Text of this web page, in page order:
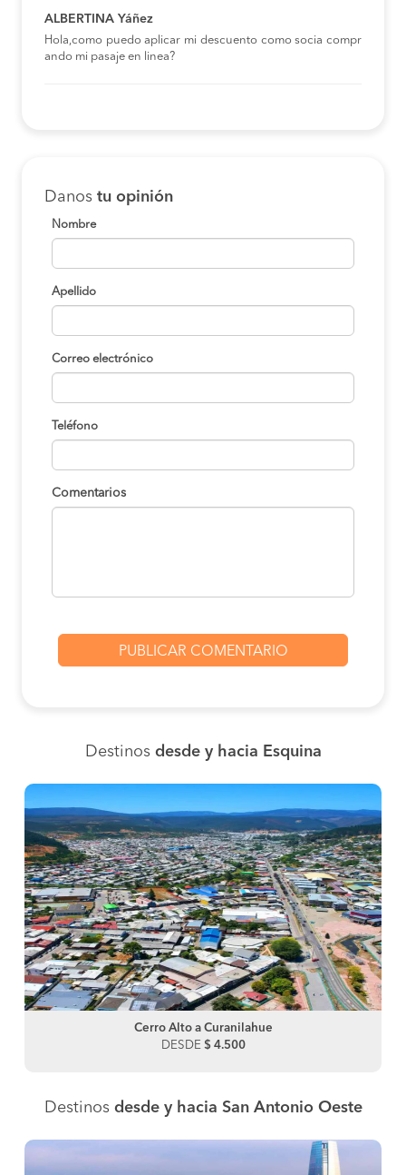
ALBERTINA Yáñez
Hola,como puedo aplicar mi descuento como socia compr
ando mi pasaje en linea?
Danos tu opinión
Nombre
Apellido
Correo electrónico
Teléfono
Comentarios
Destinos desde y hacia Esquina
Cerro Alto a Curanilahue
DESDE $ 4.500
Destinos desde y hacia San Antonio Oeste